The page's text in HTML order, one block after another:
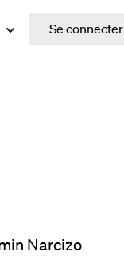
Se connecter
Narcizo